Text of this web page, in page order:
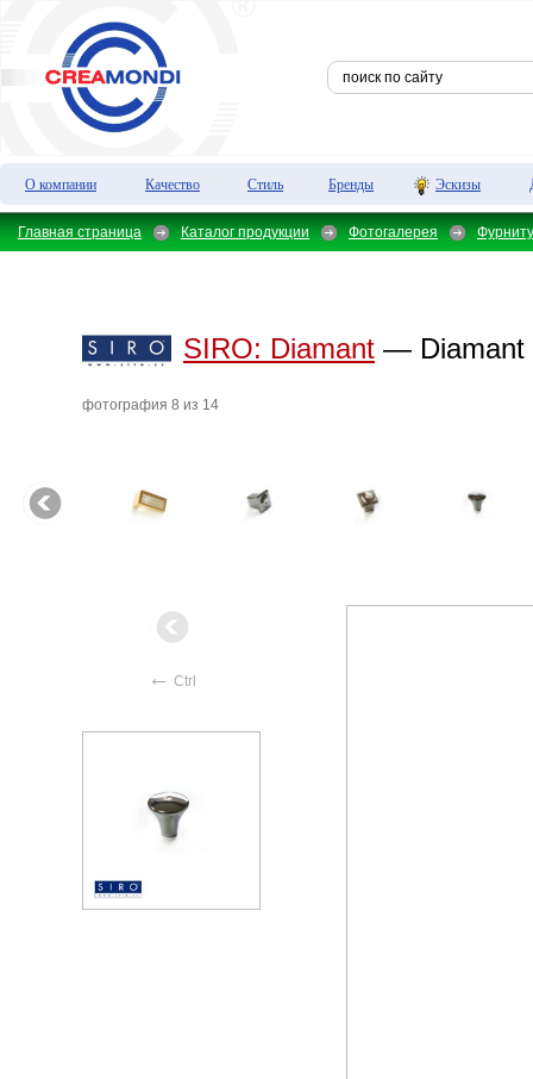
О компании Качество Стиль Бренды Эскизы
Главная страница Каталог продукции Фотогалерея
SIRO: Diamant — Diamant
фотография 8 из 14
← Ctrl